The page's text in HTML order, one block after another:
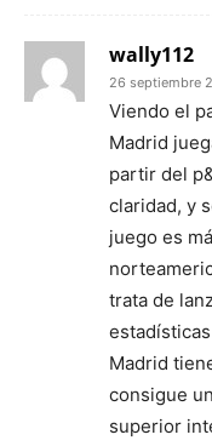
wally112
26 septiembre
Viendo el
Madrid
partir del
claridad, y
juego es
trata de
Madrid
consigue
superior